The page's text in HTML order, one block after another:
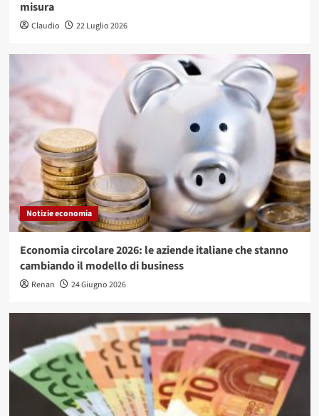
misura
Claudio 22 Luglio 2026
Notizie economia
Economia circolare 2026: le aziende italiane che stanno
cambiando il modello di business
Renan 24 Giugno 2026